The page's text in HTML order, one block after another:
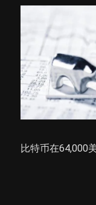
比特币在64,000